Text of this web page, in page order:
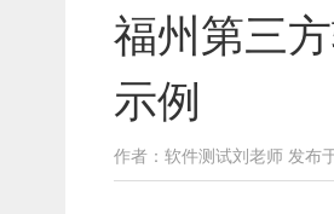
福州第三
示例
作者：软件测试刘老师 发布